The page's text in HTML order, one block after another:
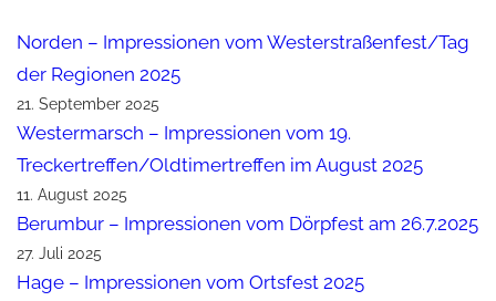
Norden – Impressionen vom Westerstraßenfest/Tag
der Regionen 2025
21. September 2025
Westermarsch – Impressionen vom 19.
Treckertreffen/Oldtimertreffen im August 2025
11. August 2025
Berumbur – Impressionen vom Dörpfest am 26.7.2025
27. Juli 2025
Hage – Impressionen vom Ortsfest 2025